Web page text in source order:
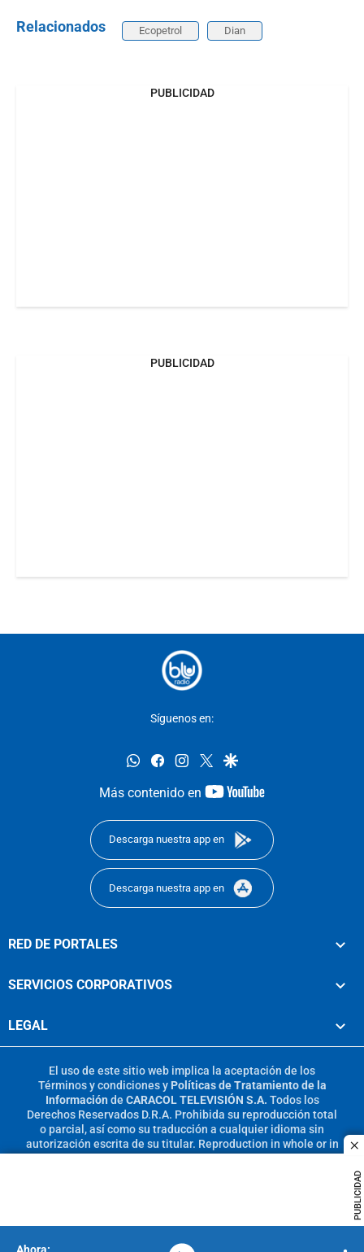
PUBLICIDAD
Relacionados Ecopetrol Dian
PUBLICIDAD
PUBLICIDAD
Síguenos en:
whatsappfacebookinstagram
twittergoogle
Más contenido en
youtube-
Descarga nuestra app en
Descarga nuestra app en
RED DE PORTALES
SERVICIOS CORPORATIVOS
LEGAL
El uso de este sitio web implica la aceptación de los
Términos y condicionesy Políticas de Tratamiento de la
Información de CARACOL TELEVISIÓN S.A. Todos los
Derechos Reservados D.R.A. Prohibida su reproducción total
o parcial, así como su traducción a cualquier idioma sin
autorización escrita de su titular. Reproduction in whole or in